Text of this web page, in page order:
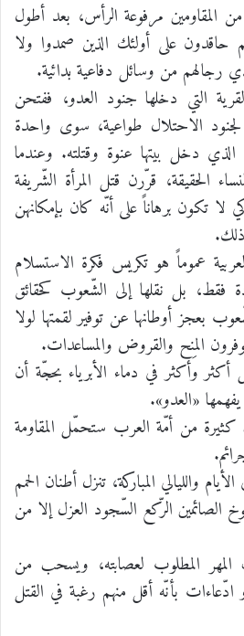
المقاومين مرفوعة الرأس، بعد أطول
على أولئك الذين صمدوا ولا
رجالهم من وسائل دفاعية بدائية.
التي دخلها جنود العدو، ففتحن
الاحتلال طواعية، سوى واحدة
دخل بيتها عنوة وقتلته. وعندما
الحقيقة، قرّرن قتل المرأة الشّريفة
تكون برهاناً على أنّه كان بإمكانهن
عموماً هو تكريس فكرة الاستسلام
بل نقلها إلى الشّعوب كحقائق
بعجز أوطانها عن توفير لقمتها لولا
المِنح والقروض والمساعدات.
وأكثر في دماء الأبرياء بحجّة أن
«العدو».
كثيرة من أمّة العرب ستحمّل المقاومة
والليالي المباركة، تنزل أطنان الحمم
الصائمين الرّكع السّجود العزل إلا من
المطلوب لعصابته، ويسحب من
بأنّه أقل منهم رغبة في القتل